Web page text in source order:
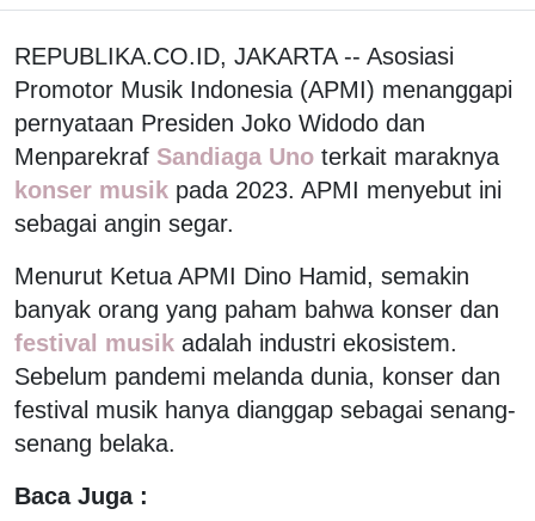
REPUBLIKA.CO.ID, JAKARTA -- Asosiasi
Promotor Musik Indonesia (APMI) menanggapi
pernyataan Presiden Joko Widodo dan
Menparekraf Sandiaga Uno terkait maraknya
konser musik pada 2023. APMI menyebut ini
sebagai angin segar.
Menurut Ketua APMI Dino Hamid, semakin
banyak orang yang paham bahwa konser dan
festival musik adalah industri ekosistem.
Sebelum pandemi melanda dunia, konser dan
festival musik hanya dianggap sebagai senang-
senang belaka.
Baca Juga :